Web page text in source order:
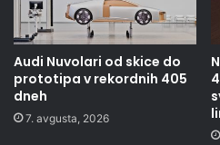
Audi Nuvolari od skice do
prototipa v rekordnih 405
dneh
7. avgusta, 2026